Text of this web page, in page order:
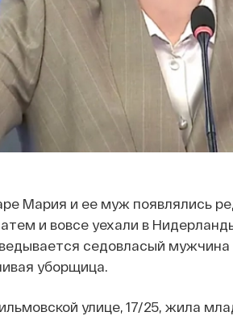
Мария и ее муж появлялись
и вовсе уехали в
седовласый
уборщица.
улице, 17/25, жила